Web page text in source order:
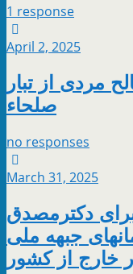
1 response
April 2, 2025
مردی از تبار
صلحاء
no responses
March 31, 2025
دکترمصدق
جبهه ملی
خارج از کشور